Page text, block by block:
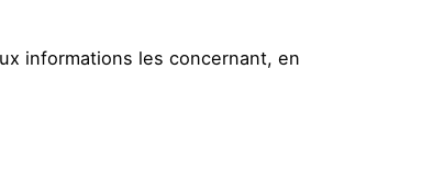
informations les concernant, en